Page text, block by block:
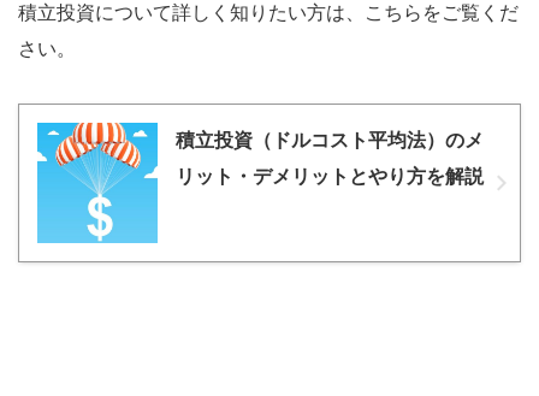
積立投資について詳しく知りたい方は、こちらをご覧くだ
さい。
積立投資（ドルコスト平均法）のメ
リット・デメリットとやり方を解説